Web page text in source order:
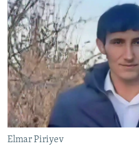
Elmar Piriyev